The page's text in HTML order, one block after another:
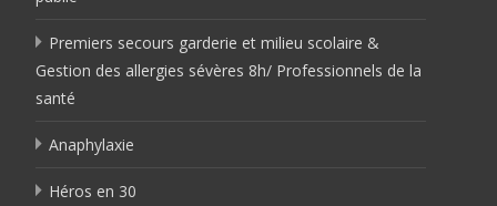
Premiers secours garderie et milieu scolaire &
Gestion des allergies sévères 8h/ Professionnels de la
santé
Anaphylaxie
Héros en 30